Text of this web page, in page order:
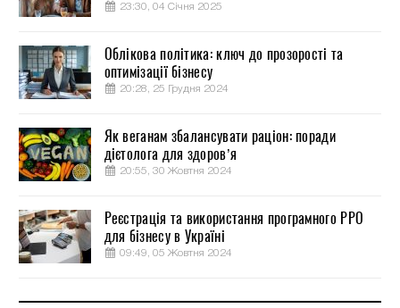
23:30, 04 Січня 2025
Облікова політика: ключ до прозорості та
оптимізації бізнесу
20:28, 25 Грудня 2024
Як веганам збалансувати раціон: поради
дієтолога для здоров’я
20:55, 30 Жовтня 2024
Реєстрація та використання програмного РРО
для бізнесу в Україні
09:49, 05 Жовтня 2024